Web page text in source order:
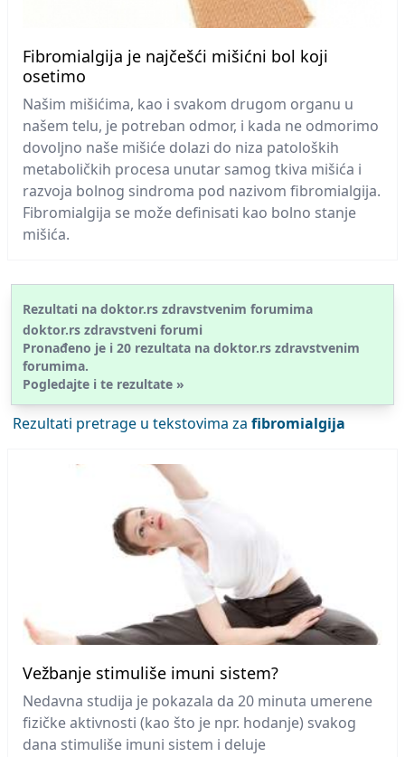
Fibromialgija je najčešći mišićni bol koji
osetimo
Našim mišićima, kao i svakom drugom organu u
našem telu, je potreban odmor, i kada ne odmorimo
dovoljno naše mišiće dolazi do niza patoloških
metaboličkih procesa unutar samog tkiva mišića i
razvoja bolnog sindroma pod nazivom fibromialgija.
Fibromialgija se može definisati kao bolno stanje
mišića.
Rezultati na doktor.rs zdravstvenim forumima
doktor.rs zdravstveni forumi
Pronađeno je i 20 rezultata na doktor.rs zdravstvenim
forumima.
Pogledajte i te rezultate »
Rezultati pretrage u tekstovima za fibromialgija
Vežbanje stimuliše imuni sistem?
Nedavna studija je pokazala da 20 minuta umerene
fizičke aktivnosti (kao što je npr. hodanje) svakog
dana stimuliše imuni sistem i deluje